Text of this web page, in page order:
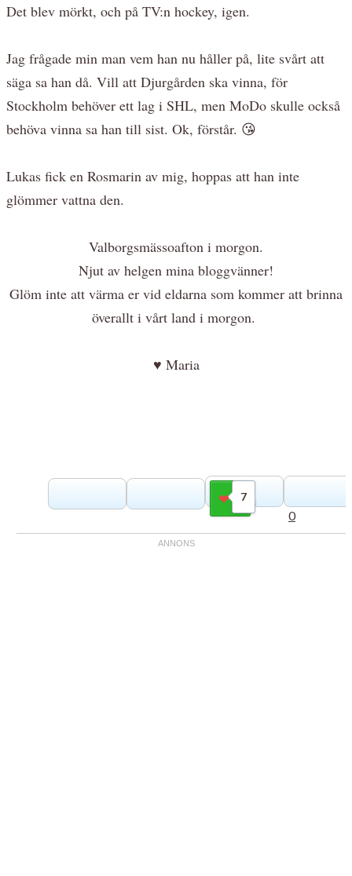
Det blev mörkt, och på TV:n hockey, igen.
Jag frågade min man vem han nu håller på, lite svårt att
säga sa han då. Vill att Djurgården ska vinna, för
Stockholm behöver ett lag i SHL, men MoDo skulle också
behöva vinna sa han till sist. Ok, förstår. 😘
Lukas fick en Rosmarin av mig, hoppas att han inte
glömmer vattna den.
Valborgsmässoafton i morgon.
Njut av helgen mina bloggvänner!
Glöm inte att värma er vid eldarna som kommer att brinna
överallt i vårt land i morgon.
♥ Maria
7
Gilla
0